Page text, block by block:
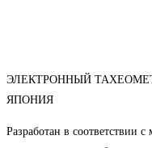
ЭЛЕКТРОННЫЙ
ЯПОНИЯ
Разработан в соответствии